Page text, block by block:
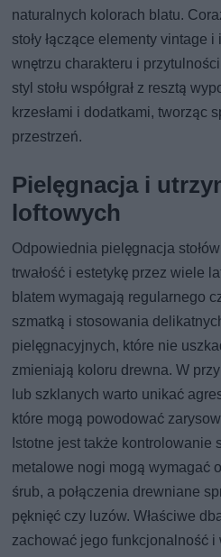
naturalnych kolorach blatu.
stoły łączące elementy vintage
wnętrzu charakteru i
styl stołu współgrał z resztą
krzesłami i dodatkami, tworząc
przestrzeń.
Pielęgnacja i
loftowych
Odpowiednia pielęgnacja
trwałość i estetykę przez wiele
blatem wymagają regularnego
szmatką i stosowania
pielęgnacyjnych, które nie
zmieniają koloru drewna. W
lub szklanych warto unikać
które mogą powodować
Istotne jest także kontrolowanie
metalowe nogi mogą wymagać
śrub, a połączenia drewniane
pęknięć czy luzów. Właściwe
zachować jego funkcjonalność i